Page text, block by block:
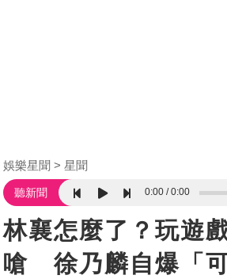
娛樂星聞 星聞
聽新聞 0:00 0:00
林襄怎麼了？玩遊
嗆 徐乃麟自爆「